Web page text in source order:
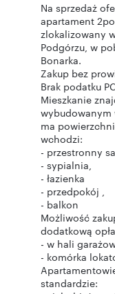
Na sprzedaż
apartament
zlokalizowany
Podgórzu, w
Bonarka.
Zakup bez
Brak podatku
Mieszkanie
wybudowanym
ma
wchodzi:
- przestronny
- sypialnia,
- łazienka
- przedpokój ,
- balkon
Możliwość
dodatkową
- w hali
- komórka
standardzie: